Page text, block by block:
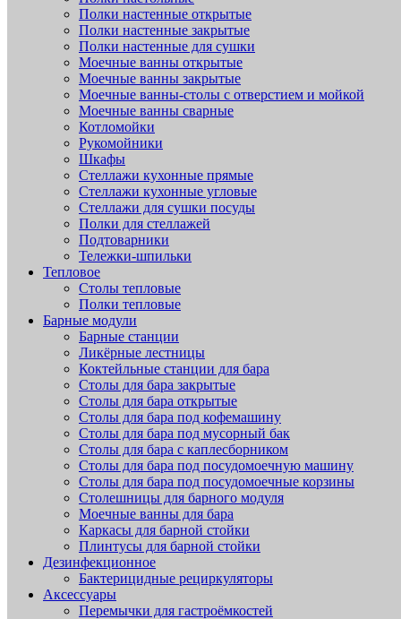
Полки настенные открытые
Полки настенные закрытые
Полки настенные для сушки
Моечные ванны открытые
Моечные ванны закрытые
Моечные ванны-столы с отверстием и мойкой
Моечные ванны сварные
Котломойки
Рукомойники
Шкафы
Стеллажи кухонные прямые
Стеллажи кухонные угловые
Стеллажи для сушки посуды
Полки для стеллажей
Подтоварники
Тележки-шпильки
Тепловое
Столы тепловые
Полки тепловые
Барные модули
Барные станции
Ликёрные лестницы
Коктейльные станции для бара
Столы для бара закрытые
Столы для бара открытые
Столы для бара под кофемашину
Столы для бара под мусорный бак
Столы для бара с каплесборником
Столы для бара под посудомоечную машину
Столы для бара под посудомоечные корзины
Столешницы для барного модуля
Моечные ванны для бара
Каркасы для барной стойки
Плинтусы для барной стойки
Дезинфекционное
Бактерицидные рециркуляторы
Аксессуары
Перемычки для гастроёмкостей